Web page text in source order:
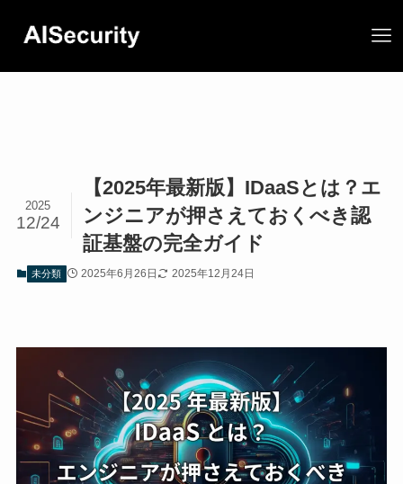
【2025年最新版】IDaaSとは？エ
ンジニアが押さえておくべき認
証基盤の完全ガイド
2025
12/24
未分類 2025年6月26日 2025年12月24日